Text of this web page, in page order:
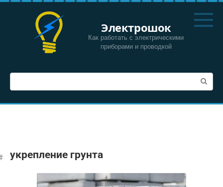
Перейти
Электрошок
Как работать с электрическими
приборами и проводкой
Поиск:
укрепление грунта